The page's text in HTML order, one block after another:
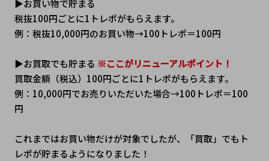
▶お買い物で貯まる
税抜100円ごとに1トレポがもらえます。
例：税抜10,000円のお買い物→100トレポ＝100円
▶お買取でも貯まる ※ここがリニューアルポイント！
買取金額（税込）100円ごとに1トレポがもらえます。
例：10,000円でお売りいただいた場合→100トレポ＝100
円
これまではお買い物だけが対象でしたが、「買取」でもト
レポが貯まるようになりました！